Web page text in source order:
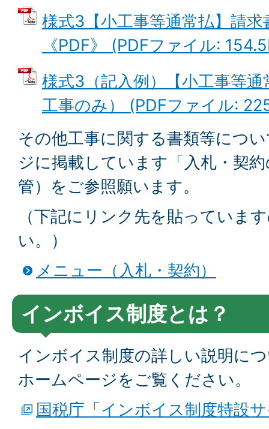
様式3【小工事等通常払】請
《PDF》 (PDFファイル:
様式3（記入例）【小工事等
工事のみ） (PDFファイル:
その他工事に関する書類等につ
ジに掲載しています「入札・契
管）をご参照願います。
（下記にリンク先を貼っていま
い。）
メニュー（入札・契約）
インボイス制度とは？
インボイス制度の詳しい説明に
ホームページをご覧ください。
国税庁「インボイス制度特設